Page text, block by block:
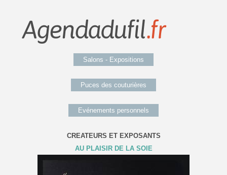
Salons - Expositions
Puces des couturières
Evénements personnels
CREATEURS ET EXPOSANTS
AU PLAISIR DE LA SOIE